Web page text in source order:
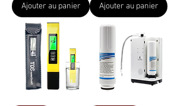
Ajouter au panier Ajouter au panier